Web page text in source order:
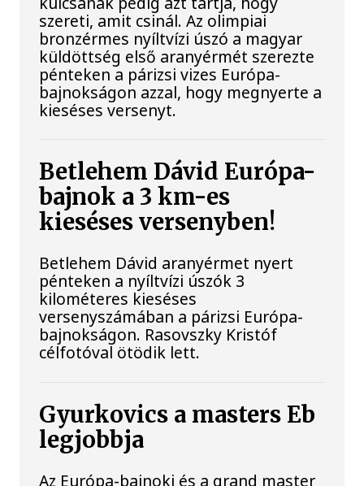
szereti, amit csinál. Az olimpiai
bronzérmes nyíltvízi úszó a magyar
küldöttség első aranyérmét szerezte
pénteken a párizsi vizes Európa-
bajnokságon azzal, hogy megnyerte a
kieséses versenyt.
Betlehem Dávid Európa-
bajnok a 3 km-es
kieséses versenyben!
Betlehem Dávid aranyérmet nyert
pénteken a nyíltvízi úszók 3
kilométeres kieséses
versenyszámában a párizsi Európa-
bajnokságon. Rasovszky Kristóf
célfotóval ötödik lett.
Gyurkovics a masters Eb
legjobbja
Az Európa-bajnoki és a grand master